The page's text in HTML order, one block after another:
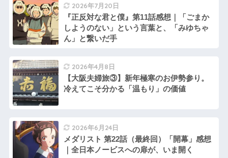
2026年7月20日
『正反対な君と僕』第11話感想｜「ごまか
しようのない」という言葉と、「みゆちゃ
ん」と繋いだ手
2026年4月8日
【大阪夫婦旅③】新年極寒のお伊勢参り。
冷えてこそ分かる「温もり」の価値
2026年6月24日
メダリスト 第22話（最終回）「開幕」感想
｜全日本ノービスへの扉が、いま開く